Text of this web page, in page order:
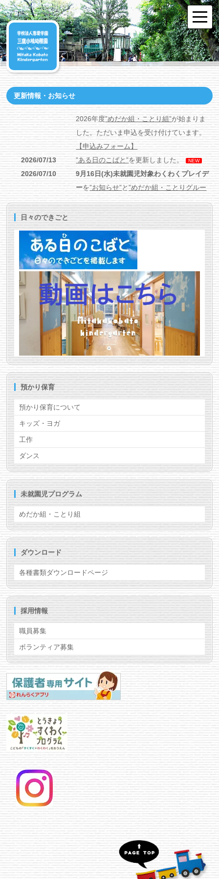
更新情報・お知らせ
2026年度”めだか組・ことり組”が始まりま
した。ただいま申込を受け付けています。
【申込みフォーム】
2026/07/13
”ある日のこばと”を更新しました。 NEW
2026/07/10
9月16日(水)未就園児対象わくわくプレイデ
ーを”お知らせ”と”めだか組・ことりグルー
プ”に記載しました。
2027年度入園・プレ保育説明会第2回9月9
日(水)を”入園案内”、”お知らせ”、”めだか
組・ことり組”に記載しました。
2026/06/22
”お知らせ”、”めだか組・ことり組”
見学・園庭開放を記載しました。
2025/06/05
”すくわくプログラム”を更新しました。
2026/06/02
”学校評価”2025年度版を記載しました。
2026/05/08
”入園案内”に2027年度入園説明会第1回6月
10日(水)を記載しました。
2026/04/22
”園の一日” の「課外教室」「お弁当」、
くある質問”
を更新しました。
2026/04/17
”入園案内”に2027年度入園説明会第1回を記
載しました。
2026/04/15
”お知らせ” ”めだか組・ことり組”
見学・園庭開放を記載しました。
2026/02/10
に" 動画”クリスマスページェント
2026/01/24
”おしらせ”に2月「未就園児向け園庭開放」
を記載しました。
2026/01/07
”めだか組・ことり組”
にプレ保
育説明会1月21日(水)を記載しました。
2025/10/23
に動画が加わりました。ご覧くだ
さい。
2025/10/15
”入園案内”に2026年度募集要項を記載しま
2025/10/08
”職員募集”
を更新しました。
2025/06/26
”園の一日”
2025/06/03
”学校評価”2024年度版を記載しました。
”ある日のこばと”
を更新しました。
2025/05/27
を記載しました。
2025/05/27
”すくわくプログラム”のページを作成しまし
2025/05/25
”おしらせ”に”とうきょう すくわくプログラ
ム活動報告”を記載しました。
”ある日のこばと”
2025/01/22
2024/12/12
”お知らせ”
に記載しました。
2024/11/06
”入園案内”
に追加募集を出しました。
2024/10/23
恒例の「山手線に乗ろう！」10月28日(月)
実施について
”お知らせ”
に記載しました。
2024/06/19
”学校評価”
2024年度版を修正しました。
恒例の「山手線に乗ろう！」6月12日(水)実
施について
”お知らせ”に記載しました。
日々のできごと
預かり保育
預かり保育について
キッズ・ヨガ
工作
ダンス
未就園児プログラム
めだか組・ことり組
ダウンロード
各種書類ダウンロードページ
採用情報
職員募集
ボランティア募集